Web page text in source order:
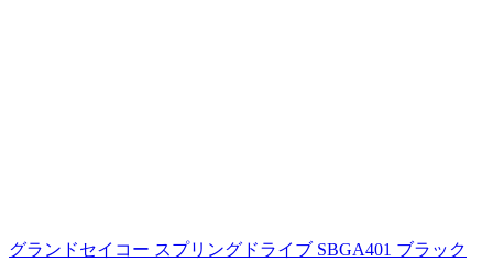
グランドセイコー スプリングドライブ SBGA401 ブラック